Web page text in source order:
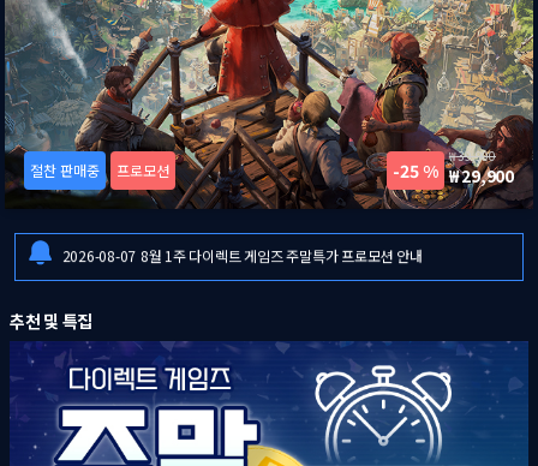
절찬 판매중 프로모션 25 %
39,900
29,900
2026-08-06 [드래곤즈 도그마 2: 다크 어리즌 한국어판] 예약판매 안내
2026-08-06 일부 금융기관 점검으로 인한 결제 시스템 이용 제한 안내
2026-08-07 8월 1주 다이렉트 게임즈 주말특가 프로모션 안내
2026-08-06
2026-08-07 8월 1주 다이렉트 게임즈 주말특가 프로모션 안내
2026-08-06 [드래곤즈 도그마 2: 다크 어리즌 한국어판] 예약판매 안내
추천 및 특집